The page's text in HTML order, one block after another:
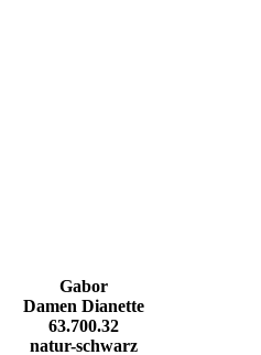
Gabor
Damen Dianette
63.700.32
natur-schwarz